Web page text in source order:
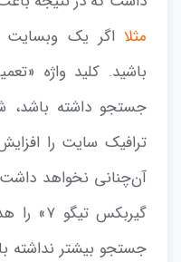
مثلااگر یک وبسایت
باشید. کلید واژه
جستجو داشته باشد،
ترافیک سایت را
آن‌چنانی نخواهد
گیربکس تیگو ۷» را هدف قرار دهید، شاید روزانه
جستجو بیشتر نداشته